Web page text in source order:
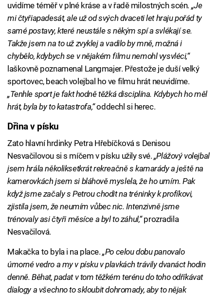
uvidíme téměř v plné kráse a v řadě milostných scén. „Je
mi čtyřiapadesát, ale už od svých dvaceti let hraju pořád ty
samé postavy, které neustále s někým spí a svlékají se.
Takže jsem na to už zvyklej a vadilo by mně, možná i
chybělo, kdybych se v nějakém filmu nemohl vysvléci,“
laškovně poznamenal Langmajer. Přestože je duší velký
sportovec, beach volejbal ho ve filmu hrát neuvidíme.
„Tenhle sport je fakt hodně těžká disciplína. Kdybych ho měl
hrát, byla by to katastrofa,“oddechl si herec.
Dřina v písku
Zato hlavní hrdinky Petra Hřebíčková s Denisou
Nesvačilovou si s míčem v písku užily své. „Plážový volejbal
jsem hrála několiksetkrát rekreačně s kamarády a ještě na
kamerovkách jsem si bláhově myslela, že ho umím. Pak
když jsme začaly s Petrou chodit na tréninky k profíkovi,
zjistila jsem, že neumím vůbec nic. Intenzivně jsme
trénovaly asi čtyři měsíce a byl to záhul,“prozradila
Nesvačilová.
Makačka to byla i na place. „Po celou dobu panovalo
úmorné vedro a my v písku v plavkách trávily dvanáct hodin
denně. Běhat, padat v tom těžkém terénu do toho odříkávat
dialogy a všechno to skloubit dohromady, aby to nějak